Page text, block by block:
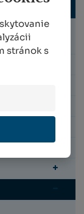
stránok s